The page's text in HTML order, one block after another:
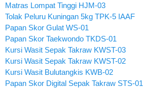
Matras Lompat Tinggi HJM-03
Tolak Peluru Kuningan 5kg TPK-5 IAAF
Papan Skor Gulat WS-01
Papan Skor Taekwondo TKDS-01
Kursi Wasit Sepak Takraw KWST-03
Kursi Wasit Sepak Takraw KWST-02
Kursi Wasit Bulutangkis KWB-02
Papan Skor Digital Sepak Takraw STS-01